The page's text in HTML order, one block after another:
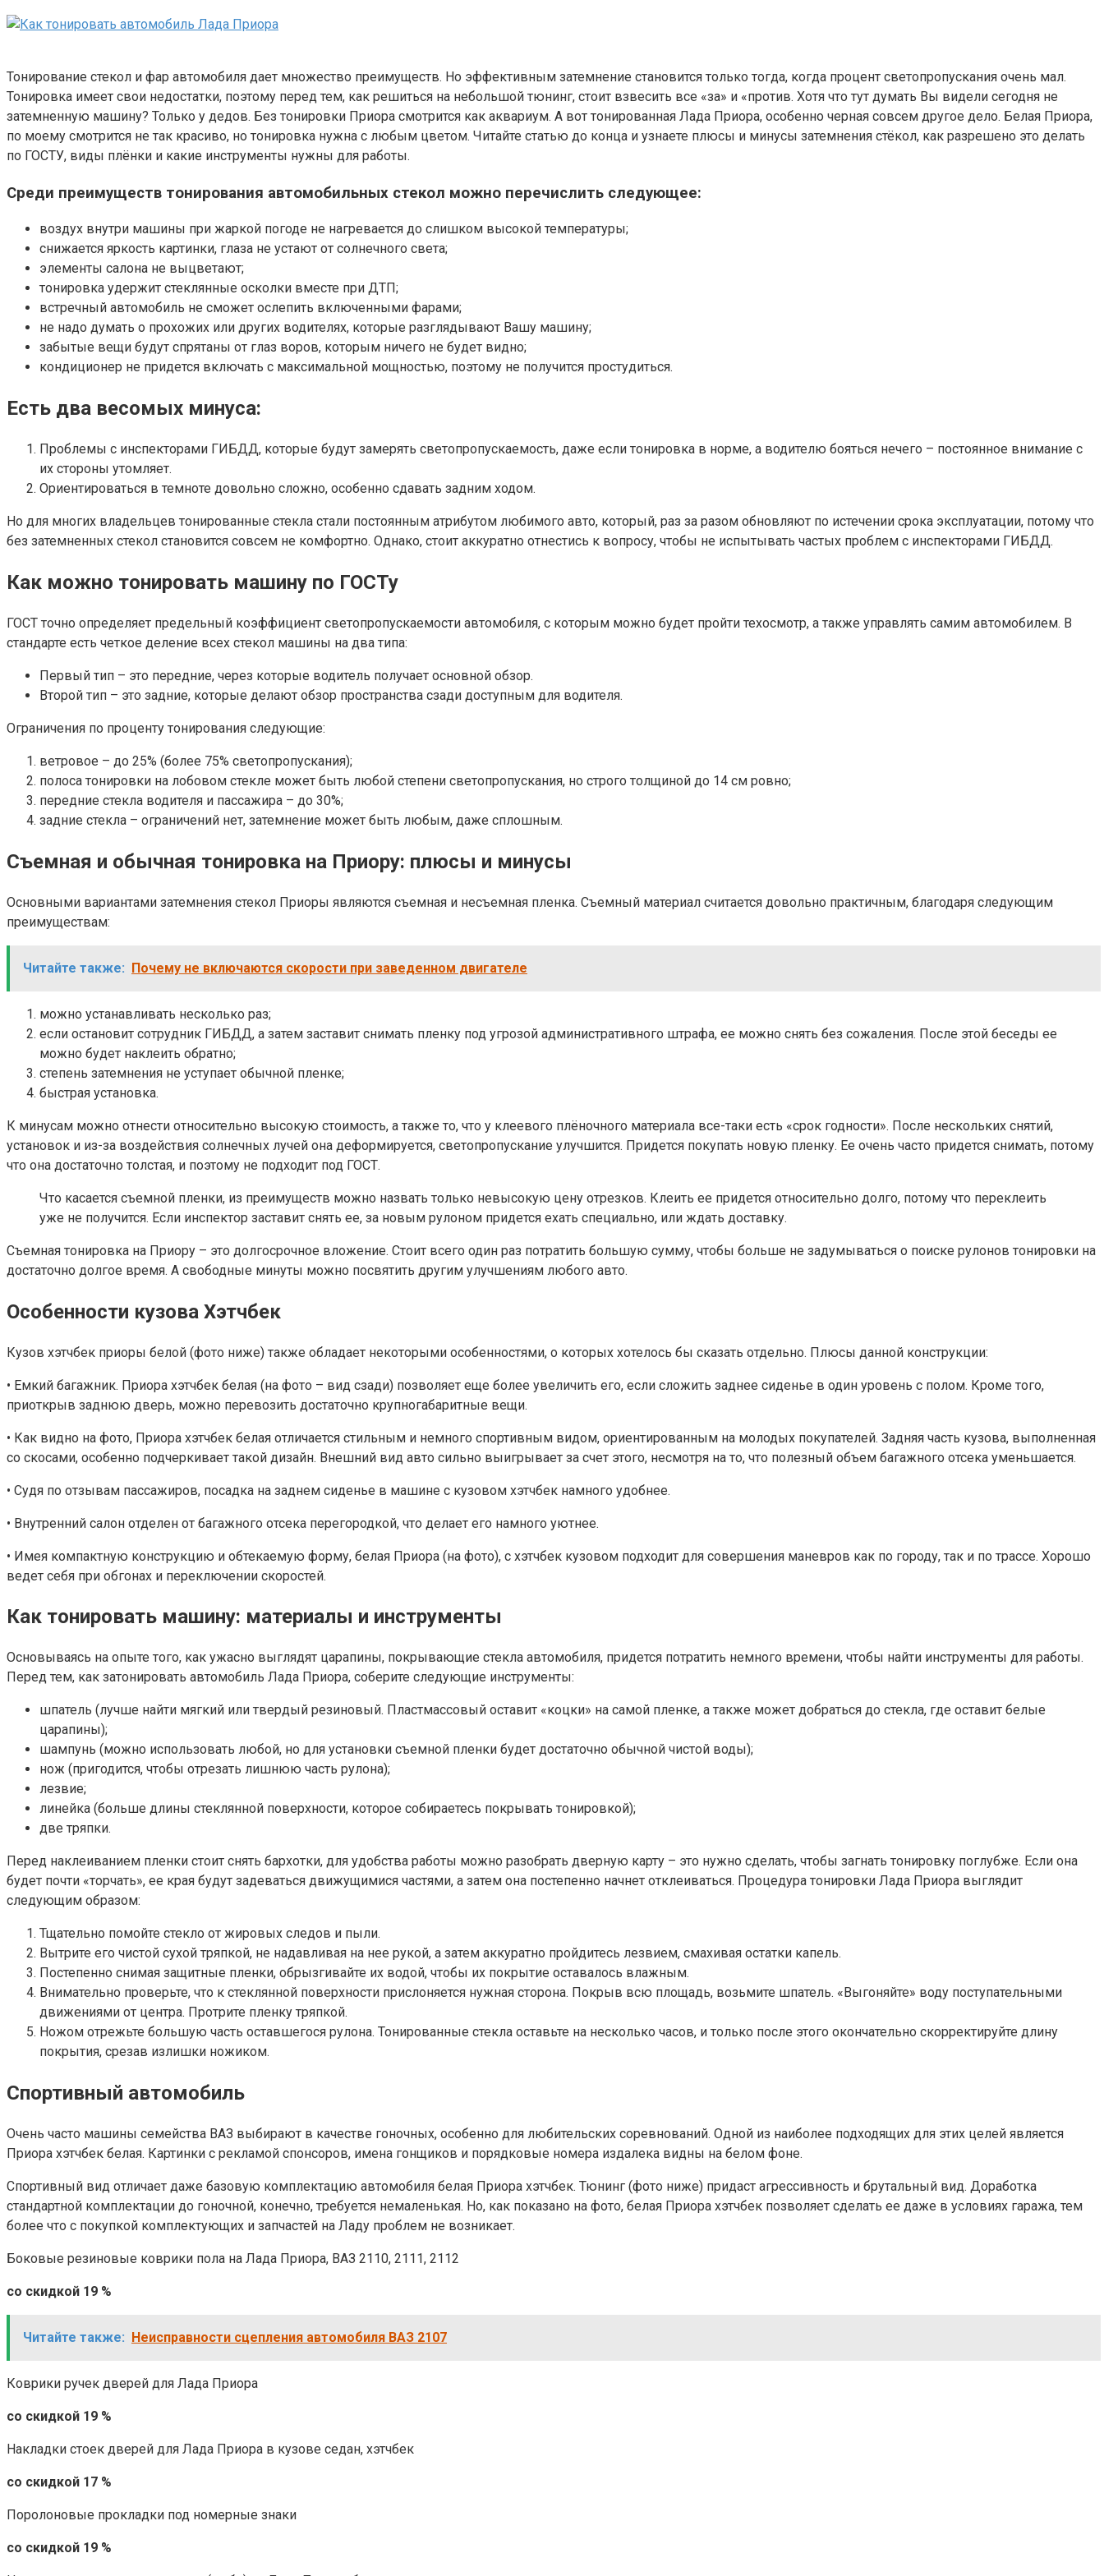
Тонирование стекол и фар автомобиля дает множество преимуществ. Но эффективным затемнение становится только тогда, когда процент светопропускания очень мал.
Тонировка имеет свои недостатки, поэтому перед тем, как решиться на небольшой тюнинг, стоит взвесить все «за» и «против. Хотя что тут думать Вы видели сегодня не
затемненную машину? Только у дедов. Без тонировки Приора смотрится как аквариум. А вот тонированная Лада Приора, особенно черная совсем другое дело. Белая Приора,
по моему смотрится не так красиво, но тонировка нужна с любым цветом. Читайте статью до конца и узнаете плюсы и минусы затемнения стёкол, как разрешено это делать
по ГОСТУ, виды плёнки и какие инструменты нужны для работы.
Среди преимуществ тонирования автомобильных стекол можно перечислить следующее:
воздух внутри машины при жаркой погоде не нагревается до слишком высокой температуры;
снижается яркость картинки, глаза не устают от солнечного света;
элементы салона не выцветают;
тонировка удержит стеклянные осколки вместе при ДТП;
встречный автомобиль не сможет ослепить включенными фарами;
не надо думать о прохожих или других водителях, которые разглядывают Вашу машину;
забытые вещи будут спрятаны от глаз воров, которым ничего не будет видно;
кондиционер не придется включать с максимальной мощностью, поэтому не получится простудиться.
Есть два весомых минуса:
Проблемы с инспекторами ГИБДД, которые будут замерять светопропускаемость, даже если тонировка в норме, а водителю бояться нечего – постоянное внимание с
их стороны утомляет.
Ориентироваться в темноте довольно сложно, особенно сдавать задним ходом.
Но для многих владельцев тонированные стекла стали постоянным атрибутом любимого авто, который, раз за разом обновляют по истечении срока эксплуатации, потому что
без затемненных стекол становится совсем не комфортно. Однако, стоит аккуратно отнестись к вопросу, чтобы не испытывать частых проблем с инспекторами ГИБДД.
Как можно тонировать машину по ГОСТу
ГОСТ точно определяет предельный коэффициент светопропускаемости автомобиля, с которым можно будет пройти техосмотр, а также управлять самим автомобилем. В
стандарте есть четкое деление всех стекол машины на два типа:
Первый тип – это передние, через которые водитель получает основной обзор.
Второй тип – это задние, которые делают обзор пространства сзади доступным для водителя.
Ограничения по проценту тонирования следующие:
ветровое – до 25% (более 75% светопропускания);
полоса тонировки на лобовом стекле может быть любой степени светопропускания, но строго толщиной до 14 см ровно;
передние стекла водителя и пассажира – до 30%;
задние стекла – ограничений нет, затемнение может быть любым, даже сплошным.
Съемная и обычная тонировка на Приору: плюсы и минусы
Основными вариантами затемнения стекол Приоры являются съемная и несъемная пленка. Съемный материал считается довольно практичным, благодаря следующим
преимуществам:
Читайте также: Почему не включаются скорости при заведенном двигателе
можно устанавливать несколько раз;
если остановит сотрудник ГИБДД, а затем заставит снимать пленку под угрозой административного штрафа, ее можно снять без сожаления. После этой беседы ее
можно будет наклеить обратно;
степень затемнения не уступает обычной пленке;
быстрая установка.
К минусам можно отнести относительно высокую стоимость, а также то, что у клеевого плёночного материала все-таки есть «срок годности». После нескольких снятий,
установок и из-за воздействия солнечных лучей она деформируется, светопропускание улучшится. Придется покупать новую пленку. Ее очень часто придется снимать, потому
что она достаточно толстая, и поэтому не подходит под ГОСТ.
Что касается съемной пленки, из преимуществ можно назвать только невысокую цену отрезков. Клеить ее придется относительно долго, потому что переклеить
уже не получится. Если инспектор заставит снять ее, за новым рулоном придется ехать специально, или ждать доставку.
Съемная тонировка на Приору – это долгосрочное вложение. Стоит всего один раз потратить большую сумму, чтобы больше не задумываться о поиске рулонов тонировки на
достаточно долгое время. А свободные минуты можно посвятить другим улучшениям любого авто.
Особенности кузова Хэтчбек
Кузов хэтчбек приоры белой (фото ниже) также обладает некоторыми особенностями, о которых хотелось бы сказать отдельно. Плюсы данной конструкции:
• Емкий багажник. Приора хэтчбек белая (на фото – вид сзади) позволяет еще более увеличить его, если сложить заднее сиденье в один уровень с полом. Кроме того,
приоткрыв заднюю дверь, можно перевозить достаточно крупногабаритные вещи.
• Как видно на фото, Приора хэтчбек белая отличается стильным и немного спортивным видом, ориентированным на молодых покупателей. Задняя часть кузова, выполненная
со скосами, особенно подчеркивает такой дизайн. Внешний вид авто сильно выигрывает за счет этого, несмотря на то, что полезный объем багажного отсека уменьшается.
• Судя по отзывам пассажиров, посадка на заднем сиденье в машине с кузовом хэтчбек намного удобнее.
• Внутренний салон отделен от багажного отсека перегородкой, что делает его намного уютнее.
• Имея компактную конструкцию и обтекаемую форму, белая Приора (на фото), с хэтчбек кузовом подходит для совершения маневров как по городу, так и по трассе. Хорошо
ведет себя при обгонах и переключении скоростей.
Как тонировать машину: материалы и инструменты
Основываясь на опыте того, как ужасно выглядят царапины, покрывающие стекла автомобиля, придется потратить немного времени, чтобы найти инструменты для работы.
Перед тем, как затонировать автомобиль Лада Приора, соберите следующие инструменты:
шпатель (лучше найти мягкий или твердый резиновый. Пластмассовый оставит «коцки» на самой пленке, а также может добраться до стекла, где оставит белые
царапины);
шампунь (можно использовать любой, но для установки съемной пленки будет достаточно обычной чистой воды);
нож (пригодится, чтобы отрезать лишнюю часть рулона);
лезвие;
линейка (больше длины стеклянной поверхности, которое собираетесь покрывать тонировкой);
две тряпки.
Перед наклеиванием пленки стоит снять бархотки, для удобства работы можно разобрать дверную карту – это нужно сделать, чтобы загнать тонировку поглубже. Если она
будет почти «торчать», ее края будут задеваться движущимися частями, а затем она постепенно начнет отклеиваться. Процедура тонировки Лада Приора выглядит
следующим образом:
Тщательно помойте стекло от жировых следов и пыли.
Вытрите его чистой сухой тряпкой, не надавливая на нее рукой, а затем аккуратно пройдитесь лезвием, смахивая остатки капель.
Постепенно снимая защитные пленки, обрызгивайте их водой, чтобы их покрытие оставалось влажным.
Внимательно проверьте, что к стеклянной поверхности прислоняется нужная сторона. Покрыв всю площадь, возьмите шпатель. «Выгоняйте» воду поступательными
движениями от центра. Протрите пленку тряпкой.
Ножом отрежьте большую часть оставшегося рулона. Тонированные стекла оставьте на несколько часов, и только после этого окончательно скорректируйте длину
покрытия, срезав излишки ножиком.
Спортивный автомобиль
Очень часто машины семейства ВАЗ выбирают в качестве гоночных, особенно для любительских соревнований. Одной из наиболее подходящих для этих целей является
Приора хэтчбек белая. Картинки с рекламой спонсоров, имена гонщиков и порядковые номера издалека видны на белом фоне.
Спортивный вид отличает даже базовую комплектацию автомобиля белая Приора хэтчбек. Тюнинг (фото ниже) придаст агрессивность и брутальный вид. Доработка
стандартной комплектации до гоночной, конечно, требуется немаленькая. Но, как показано на фото, белая Приора хэтчбек позволяет сделать ее даже в условиях гаража, тем
более что с покупкой комплектующих и запчастей на Ладу проблем не возникает.
Боковые резиновые коврики пола на Лада Приора, ВАЗ 2110, 2111, 2112
со скидкой 19 %
Читайте также: Неисправности сцепления автомобиля ВАЗ 2107
Коврики ручек дверей для Лада Приора
со скидкой 19 %
Накладки стоек дверей для Лада Приора в кузове седан, хэтчбек
со скидкой 17 %
Поролоновые прокладки под номерные знаки
со скидкой 19 %